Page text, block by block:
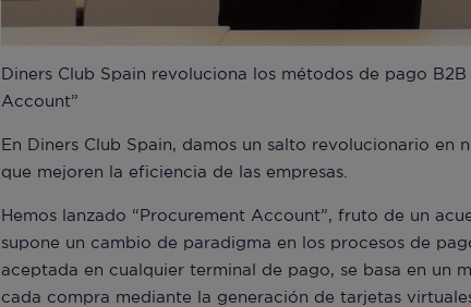
Diners Club Spain revoluciona los métodos de pago
Account”
En Diners Club Spain, damos un salto revolucionario
que mejoren la eficiencia de las empresas.
Hemos lanzado “Procurement Account”, fruto de un
supone un cambio de paradigma en los procesos de
aceptada en cualquier terminal de pago, se basa en un
cada compra mediante la generación de tarjetas